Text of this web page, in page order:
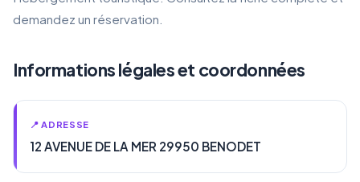
demandez un réservation.
Informations légales et coordonnées
📍 ADRESSE
12 AVENUE DE LA MER 29950 BENODET